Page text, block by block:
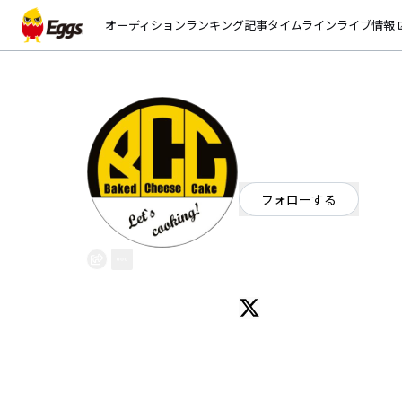
オーディションランキング記事タイムラインライブ情報
フォローする